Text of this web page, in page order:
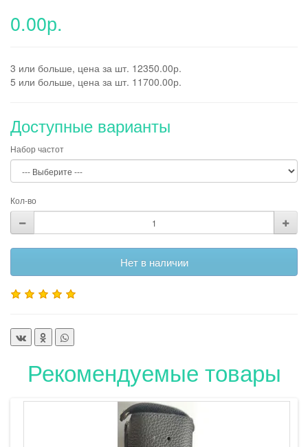
0.00р.
3 или больше, цена за шт. 12350.00р.
5 или больше, цена за шт. 11700.00р.
Доступные варианты
Набор частот
Кол-во
Нет в наличии
Рекомендуемые товары
Автоадаптер с фильтром